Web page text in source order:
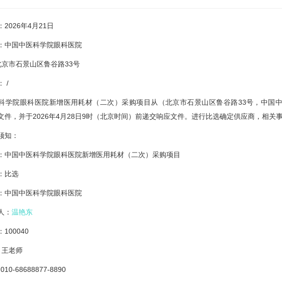
2026年4月21日
中国中医科学院眼科医院
市石景山区鲁谷路33号
/
学院眼科医院新增医用耗材（二次）采购项目从（北京市石景山区鲁谷路33号，中国
件，并于2026年4月28日9时（北京时间）前递交响应文件。进行比选确定供应商，相关
知：
中国中医科学院眼科医院新增医用耗材（二次）采购项目
比选
中国中医科学院眼科医院
： 温艳东
100040
老师
68688877-8890